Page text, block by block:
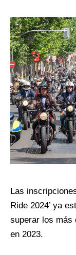
Las
Ride 2024’ ya
superar los más
en 2023.